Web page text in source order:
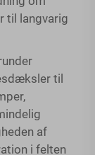
til langvarig
til
af
i felten